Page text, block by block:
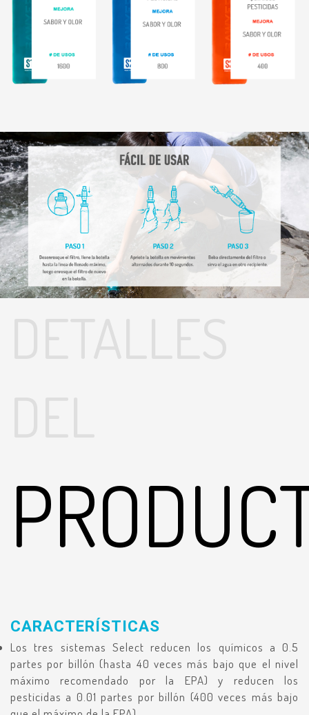
CARACTERÍSTICAS
Los tres sistemas Select reducen los químicos a 0.5
partes por billón (hasta 40 veces más bajo que el nivel
máximo recomendado por la EPA) y reducen los
pesticidas a 0.01 partes por billón (400 veces más bajo